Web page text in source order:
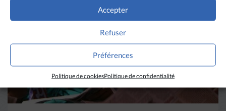
Accepter
Refuser
Préférences
Politique de cookiesPolitique de confidentialité